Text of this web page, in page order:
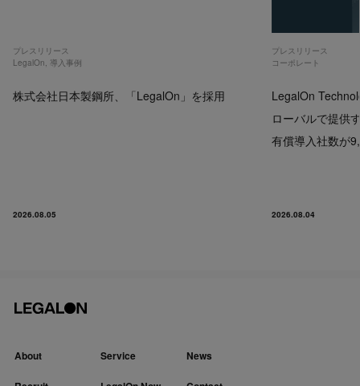
プレスリリース
LegalOn 導入事例
株式会社日本製鋼所、「LegalOn」を採用
2026.08.05
プレスリリース
コーポレート
LegalOn
ローバルで提供
有償導入社数が
2026.08.04
About Service News